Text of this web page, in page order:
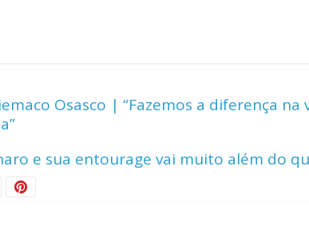
Osasco | “Fazemos a diferença na
e sua entourage vai muito além do